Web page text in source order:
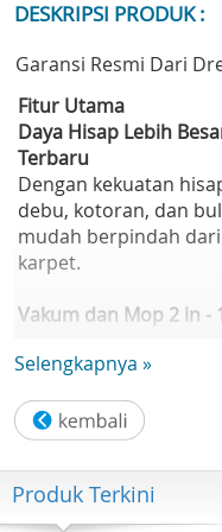
DESKRIPSI PRODUK :
Garansi Resmi Dari
Fitur Utama
Daya Hisap Lebih
Terbaru
Dengan kekuatan
debu, kotoran, dan
mudah berpindah
karpet.
Vakum dan Mop 2 in - 1
kelembapan mop
partikel kecil secara
mengurangi bau
Sensor Presisi Tinggi
Dilengkapi dengan
Selengkapnya »
Produk Terkini